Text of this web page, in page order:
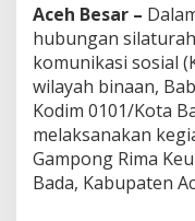
Aceh Besar –
hubungan
komunikasi sosial
wilayah binaan,
Kodim 0101/Kota
melaksanakan
Gampong Rima
Bada, Kabupaten